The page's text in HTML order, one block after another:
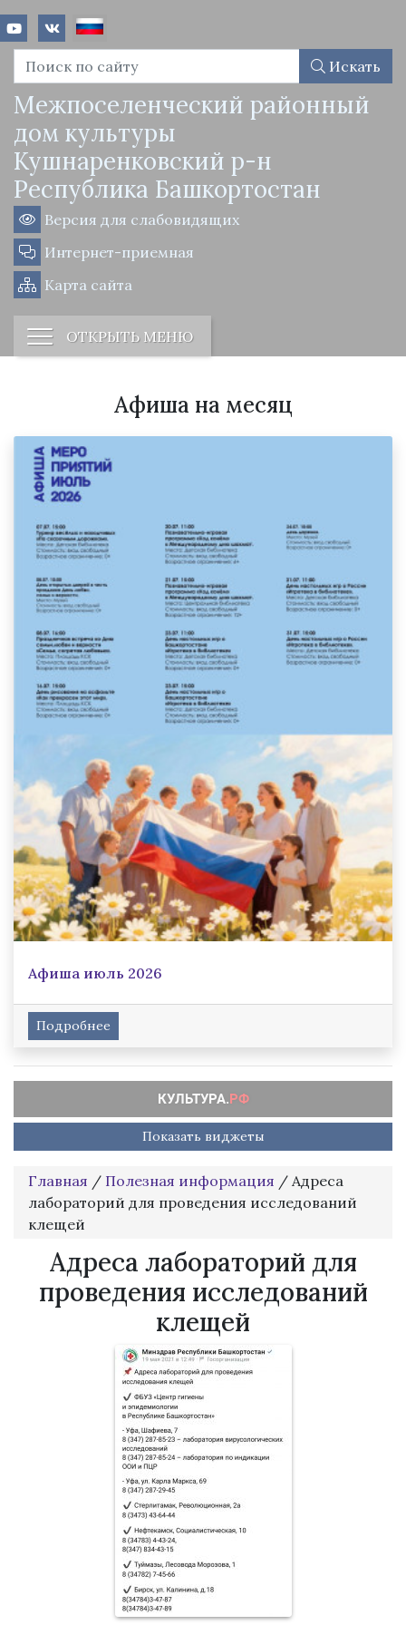
Искать
Межпоселенческий районный
дом культуры
Кушнаренковский р-н
Республика Башкортостан
Версия для слабовидящих
Интернет-приемная
Карта сайта
ОТКРЫТЬ МЕНЮ
Афиша на месяц
Афиша июль 2026
Подробнее
Показать виджеты
Главная / Полезная информация / Адреса
лабораторий для проведения исследований
клещей
Адреса лабораторий для
проведения исследований
клещей